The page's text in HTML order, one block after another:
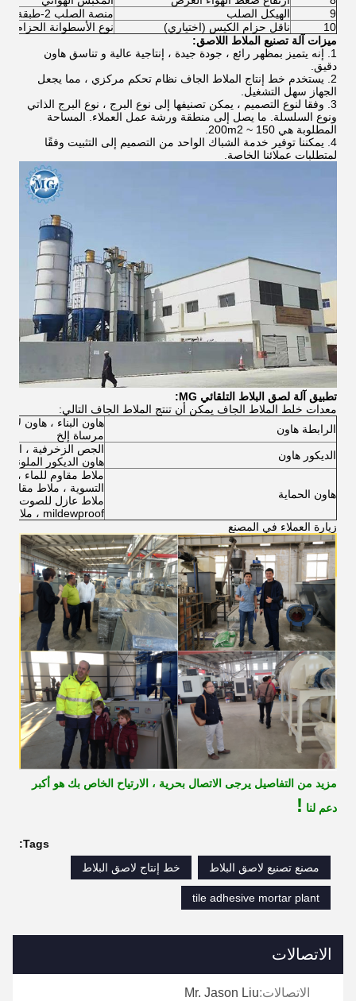
9
الهيكل الصلب
منصة الصلب 2-طبقة
10
ناقل حزام الكيس (اختياري)
نوع الأسطوانة الحزام
ميزات آلة تصنيع الملاط اللاصق:
1. إنه يتميز بمظهر رائع ، جودة جيدة ، إنتاجية عالية و تناسق هاون
دقيق.
2. يستخدم خط إنتاج الملاط الجاف نظام تحكم مركزي ، مما يجعل
الجهاز سهل التشغيل.
3. وفقا لنوع التصميم ، يمكن تصنيفها إلى نوع البرج ، نوع البرج الذاتي
ونوع السلسلة. ما يصل إلى منطقة ورشة عمل العملاء. المساحة
المطلوبة هي 150 ~ 200m2.
4. يمكننا توفير خدمة الشباك الواحد من التصميم إلى التثبيت وفقًا
لمتطلبات عملائنا الخاصة.
تطبيق آلة لصق البلاط التلقائي MG:
معدات خلط الملاط الجاف يمكن أن تنتج الملاط الجاف التالي:
الرابطة هاون
هاون البناء ، هاون
مرساة إلخ
الديكور هاون
الجص الزخرفية ،
هاون الديكور الملونة
هاون الحماية
ملاط مقاوم للماء ،
التسوية ، ملاط
ملاط ​​عازل للصوت ،
mildewproof ، ملاط ​​واقي الخ.
زيارة العملاء في المصنع
مزيد من التفاصيل يرجى الاتصال بحرية ، الارتياح الخاص بك هو أكبر
دعم لنا !
Tags:
مصنع تصنيع لاصق البلاط
خط إنتاج لاصق البلاط
tile adhesive mortar plant
الاتصالات
الاتصالات:Mr. Jason Liu